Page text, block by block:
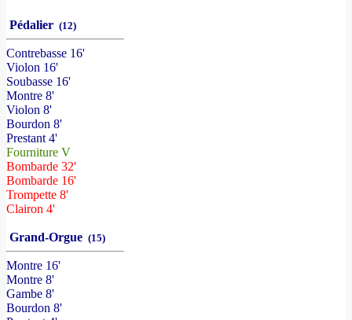
Pédalier (12)
Contrebasse 16'
Violon 16'
Soubasse 16'
Montre 8'
Violon 8'
Bourdon 8'
Prestant 4'
Fourniture V
Bombarde 32'
Bombarde 16'
Trompette 8'
Clairon 4'
Grand-Orgue (15)
Montre 16'
Montre 8'
Gambe 8'
Bourdon 8'